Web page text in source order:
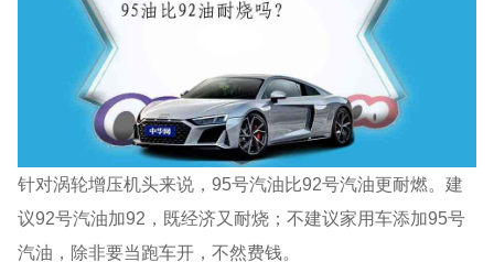
针对涡轮增压机头来说，95号汽油比92号汽油更耐燃。建
议92号汽油加92，既经济又耐烧；不建议家用车添加95号
汽油，除非要当跑车开，不然费钱。